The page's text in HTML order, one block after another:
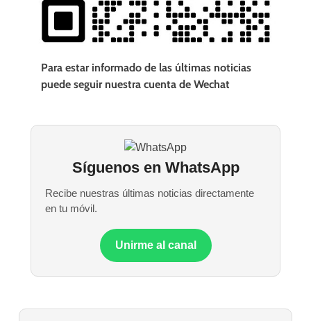
Para estar informado de las últimas noticias
puede seguir nuestra cuenta de Wechat
Síguenos en WhatsApp
Recibe nuestras últimas noticias directamente
en tu móvil.
Unirme al canal